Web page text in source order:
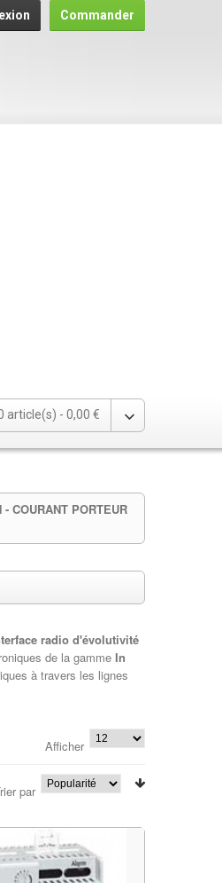
Commander
article(s) - 0,00 €
COURANT PORTEUR
radio d'évolutivité
de la gamme In
à travers les lignes
Afficher
par